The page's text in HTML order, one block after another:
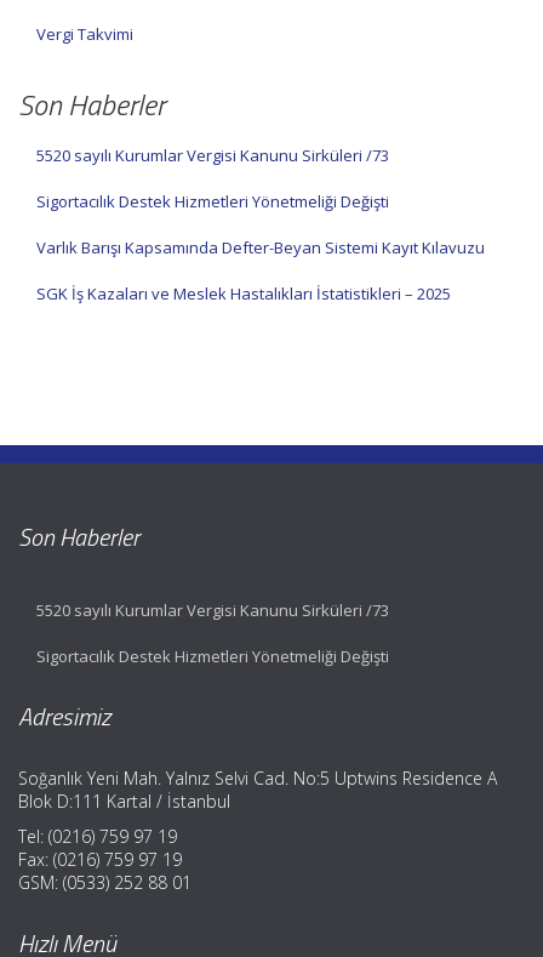
Vergi Takvimi
Son Haberler
5520 sayılı Kurumlar Vergisi Kanunu Sirküleri /73
Sigortacılık Destek Hizmetleri Yönetmeliği Değişti
Varlık Barışı Kapsamında Defter-Beyan Sistemi Kayıt Kılavuzu
SGK İş Kazaları ve Meslek Hastalıkları İstatistikleri – 2025
Son Haberler
5520 sayılı Kurumlar Vergisi Kanunu Sirküleri /73
Sigortacılık Destek Hizmetleri Yönetmeliği Değişti
Adresimiz
Soğanlık Yeni Mah. Yalnız Selvi Cad. No:5 Uptwins Residence A
Blok D:111 Kartal / İstanbul
Tel: (0216) 759 97 19
Fax: (0216) 759 97 19
GSM: (0533) 252 88 01
Hızlı Menü